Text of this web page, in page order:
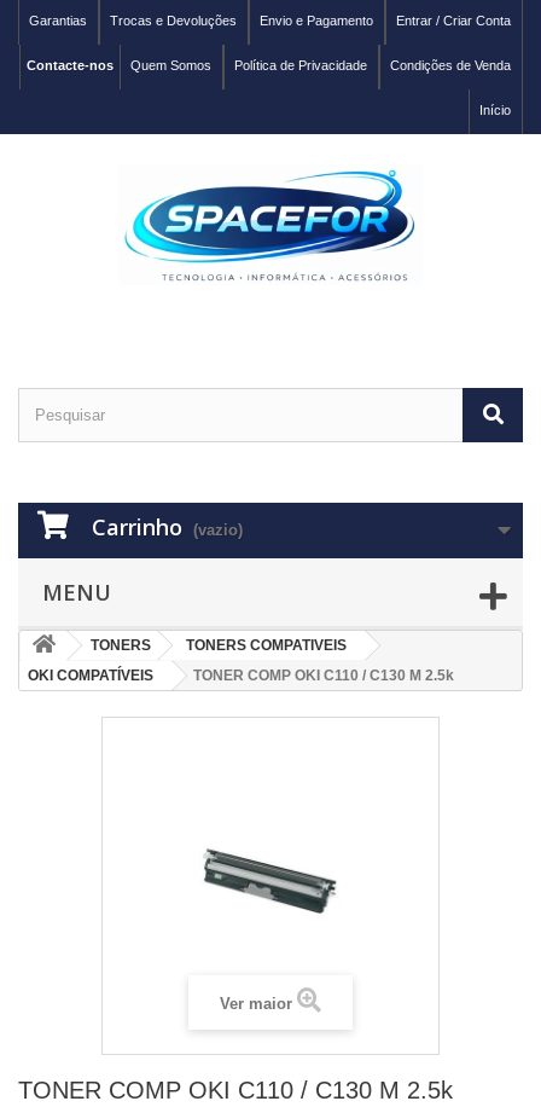
Entrar / Criar Conta
Envio e Pagamento
Trocas e Devoluções
Garantias
Condições de Venda
Política de Privacidade
Quem Somos
Contacte-nos
Início
Carrinho (vazio)
MENU
TONERS
TONERS COMPATIVEIS
OKI COMPATÍVEIS
TONER COMP OKI C110 / C130 M 2.5k
Ver maior
TONER COMP OKI C110 / C130 M 2.5k